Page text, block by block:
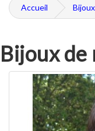
Accueil
Bijoux de